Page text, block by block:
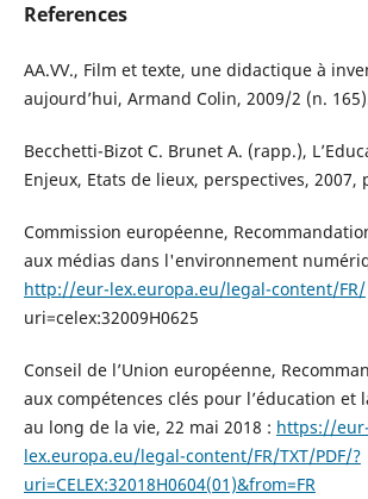
References
AA.VV., Film et texte, une didactique à
aujourd’hui, Armand Colin, 2009/2 (n.
Becchetti-Bizot C. Brunet A. (rapp.),
Enjeux, Etats de lieux, perspectives, 2007,
Commission européenne,
aux médias dans l'environnement
http://eur-lex.europa.eu/legal-content/FR/
uri=celex:32009H0625
Conseil de l’Union européenne,
aux compétences clés pour l’éducation et
au long de la vie, 22 mai 2018 : https://eur-
lex.europa.eu/legal-content/FR/TXT/PDF/?
uri=CELEX:32018H0604(01)&from=FR